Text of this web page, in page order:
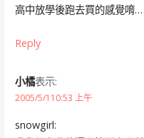
高中放學後跑去買的感覺唷…
Reply
小橘表示:
2005/5/110:53 上午
snowgirl: